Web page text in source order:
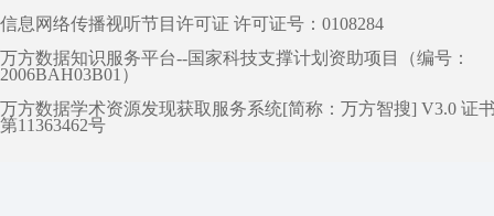
信息网络传播视听节目许可证 许可证号：0108284
万方数据知识服务平台--国家科技支撑计划资助项目（编号：
2006BAH03B01）
万方数据学术资源发现获取服务系统[简称：万方智搜] V3.0 证
第11363462号